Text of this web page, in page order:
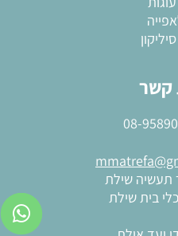
קשר
08-
תעשיה שילת
בית שילת